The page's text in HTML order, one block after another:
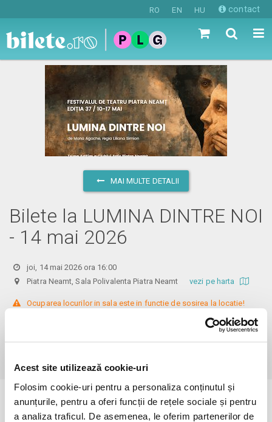
Acest site utilizează cookie-uri
Folosim cookie-uri pentru a personaliza conținutul și
anunțurile, pentru a oferi funcții de rețele sociale și pentru
a analiza traficul. De asemenea, le oferim partenerilor de
RO EN HU contact
MAI MULTE DETALII
Bilete la LUMINA DINTRE NOI
- 14 mai 2026
joi, 14 mai 2026 ora 16:00
Piatra Neamt, Sala Polivalenta Piatra Neamtvezi pe harta
Ocuparea locurilor in sala este in functie de sosirea la locatie!
Biletele cu reducere se pot achiziționa doar la Agenția teatrală, pe baza
Evenimentul a expirat.